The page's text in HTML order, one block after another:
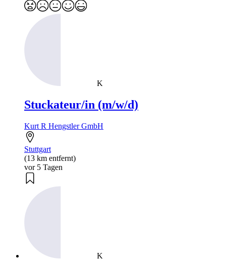
K
Stuckateur/in (m/w/d)
Kurt R Hengstler GmbH
Stuttgart
(13 km entfernt)
vor 5 Tagen
K